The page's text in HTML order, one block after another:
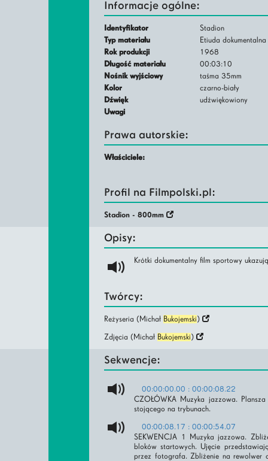
Informacje ogólne:
Identyfikator
Stadion
Typ materiału
Etiuda dokumentalna
Rok produkcji
1968
Długość materiału
00:03:10
Nośnik wyjściowy
taśma 35mm
Kolor
czarno-biały
Dźwięk
udźwiękowiony
Uwagi
Prawa autorskie:
Właściciele:
Profil na Filmpolski.pl:
Stadion - 800mm
Opisy:
Krótki dokumentalny film sportowy
Twórcy:
Reżyseria (Michał Bukojemski)
Zdjęcia (Michał Bukojemski)
Sekwencje:
00:00:00.00 : 00:00:08.22
CZOŁÓWKA Muzyka jazzowa.
stojącego na trybunach.
00:00:08.17 : 00:00:54.07
SEKWENCJA 1 Muzyka jazzowa.
bloków startowych. Ujęcie
przez fotografa. Zbliżenie na rewolwer